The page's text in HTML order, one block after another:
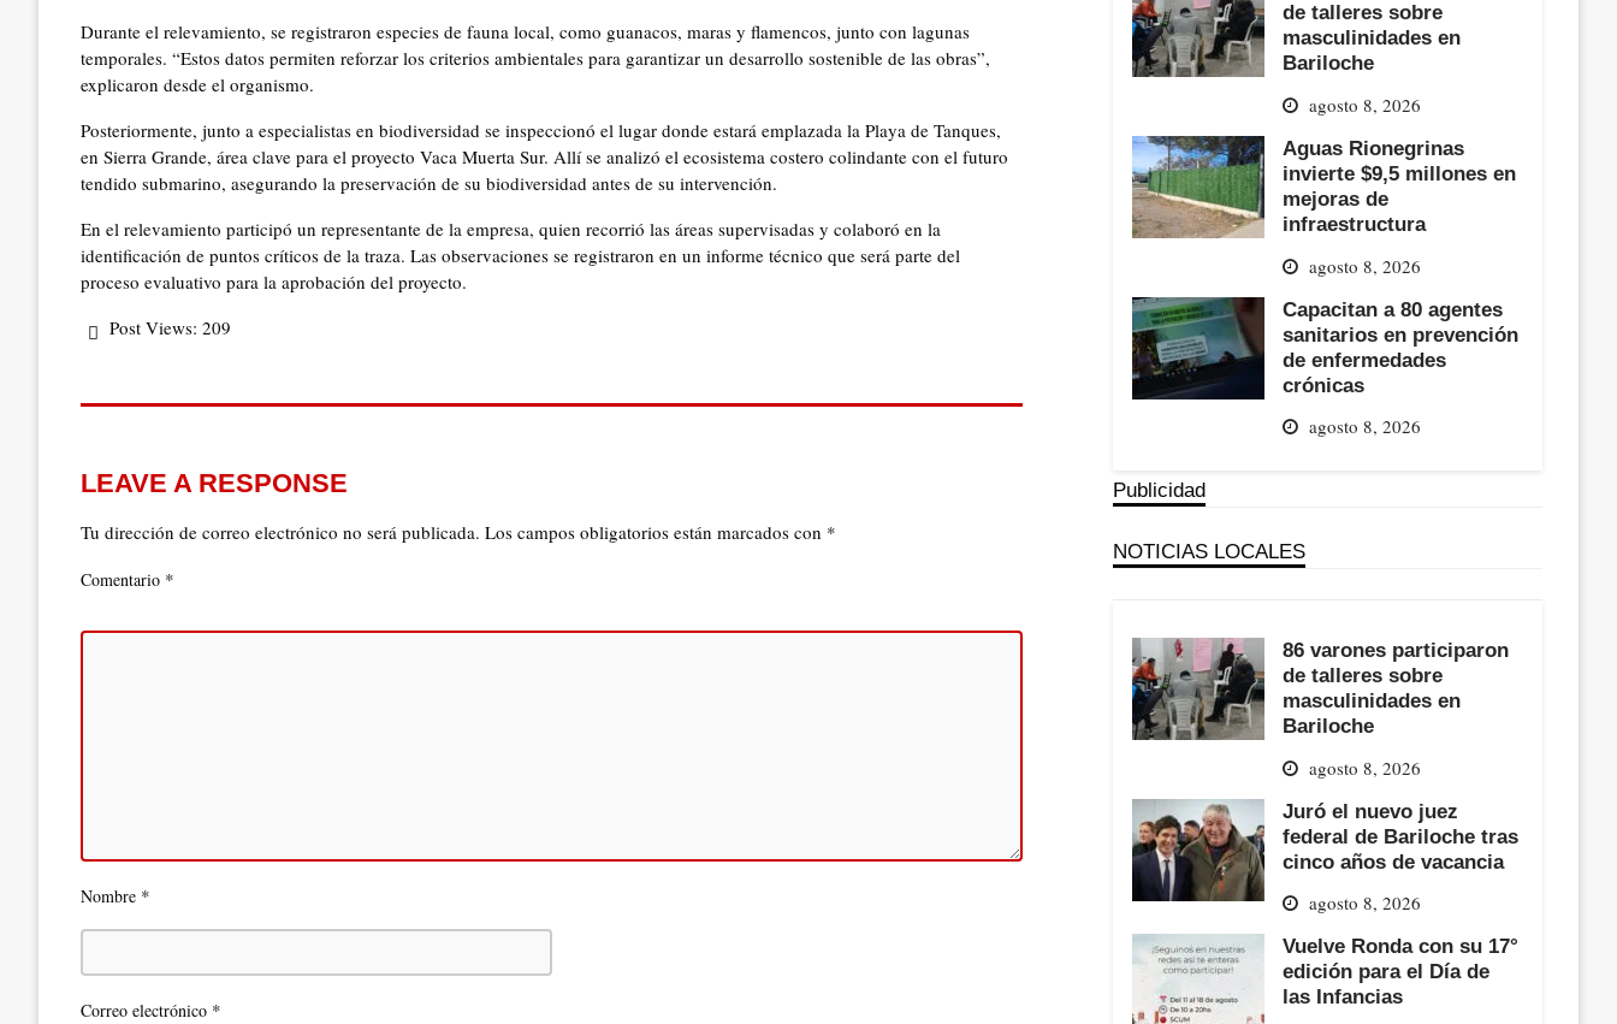
Durante el relevamiento, se registraron especies de fauna local, como guanacos, maras y flamencos, junto con lagunas
temporales. “Estos datos permiten reforzar los criterios ambientales para garantizar un desarrollo sostenible de las obras”,
explicaron desde el organismo.
Posteriormente, junto a especialistas en biodiversidad se inspeccionó el lugar donde estará emplazada la Playa de Tanques,
en Sierra Grande, área clave para el proyecto Vaca Muerta Sur. Allí se analizó el ecosistema costero colindante con el futuro
tendido submarino, asegurando la preservación de su biodiversidad antes de su intervención.
En el relevamiento participó un representante de la empresa, quien recorrió las áreas supervisadas y colaboró en la
identificación de puntos críticos de la traza. Las observaciones se registraron en un informe técnico que será parte del
proceso evaluativo para la aprobación del proyecto.
Post Views: 209
LEAVE A RESPONSE
Tu dirección de correo electrónico no será publicada. Los campos obligatorios están marcados con *
Comentario *
Nombre *
Correo electrónico *
de talleres sobre
masculinidades en
Bariloche
agosto 8, 2026
Aguas Rionegrinas
invierte $9,5 millones en
mejoras de
infraestructura
agosto 8, 2026
Capacitan a 80 agentes
sanitarios en prevención
de enfermedades
crónicas
agosto 8, 2026
Publicidad
NOTICIAS LOCALES
86 varones participaron
de talleres sobre
masculinidades en
Bariloche
agosto 8, 2026
Juró el nuevo juez
federal de Bariloche tras
cinco años de vacancia
agosto 8, 2026
Vuelve Ronda con su 17°
edición para el Día de
las Infancias